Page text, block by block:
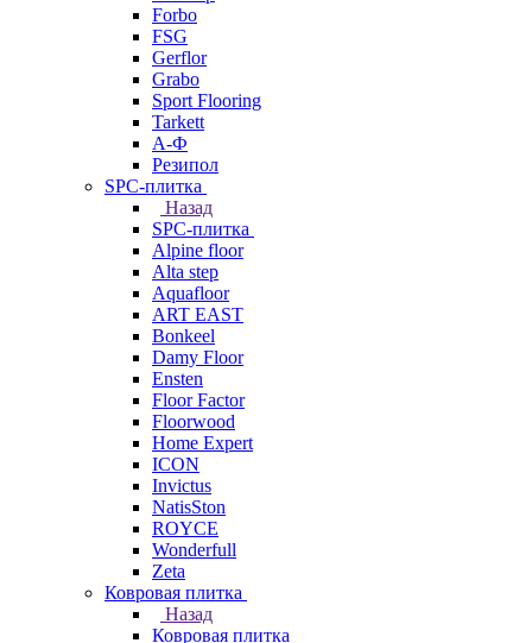
Forbo
FSG
Gerflor
Grabo
Sport Flooring
Tarkett
А-Ф
Резипол
SPC-плитка
Назад
SPC-плитка
Alpine floor
Alta step
Aquafloor
ART EAST
Bonkeel
Damy Floor
Ensten
Floor Factor
Floorwood
Home Expert
ICON
Invictus
NatisSton
ROYCE
Wonderfull
Zeta
Ковровая плитка
Назад
Ковровая плитка